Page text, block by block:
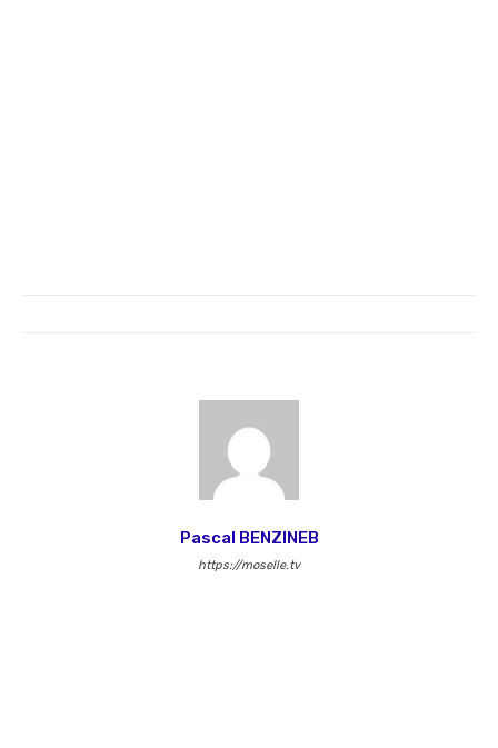
Pascal BENZINEB
https://moselle.tv